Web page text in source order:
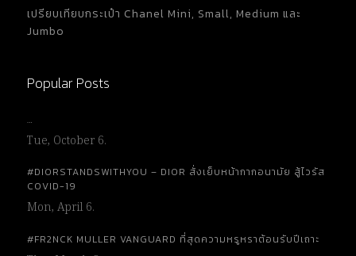
เปรียบเทียบกระเป๋า Chanel Mini, Small, Medium และ
Jumbo
Popular Posts
…
Tue, October 6.
#DIORSTANDSWITHYOU – DIOR สั่งเย็บหน้ากากอนามัย สู้ไวรัส
COVID-19
Mon, April 6.
#FR2NCK MULLER VANGUARD ที่สุดความหรูหราต้อนรับปีเถาะ